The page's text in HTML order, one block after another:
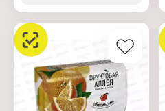
21100).
Характеристики:
Производитель: Nefis
Cosmetics
Тип товара: Мыло
Назначение: туалетное